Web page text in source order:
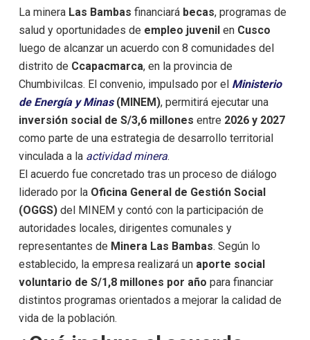
La minera Las Bambas financiará becas, programas de
salud y oportunidades de empleo juvenil en Cusco
luego de alcanzar un acuerdo con 8 comunidades del
distrito de Ccapacmarca, en la provincia de
Chumbivilcas. El convenio, impulsado por el Ministerio
de Energía y Minas(MINEM), permitirá ejecutar una
inversión social de S/3,6 millones entre 2026 y 2027
como parte de una estrategia de desarrollo territorial
vinculada a la actividad minera.
El acuerdo fue concretado tras un proceso de diálogo
liderado por la Oficina General de Gestión Social
(OGGS) del MINEM y contó con la participación de
autoridades locales, dirigentes comunales y
representantes de Minera Las Bambas. Según lo
establecido, la empresa realizará un aporte social
voluntario de S/1,8 millones por año para financiar
distintos programas orientados a mejorar la calidad de
vida de la población.